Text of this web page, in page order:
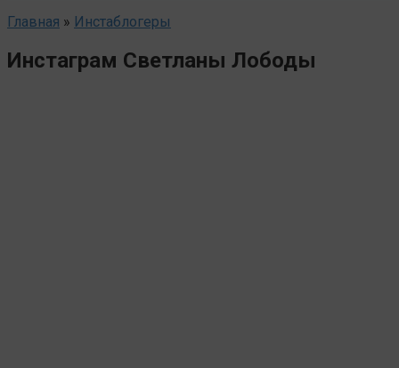
Главная » Инстаблогеры
Инстаграм Светланы Лободы